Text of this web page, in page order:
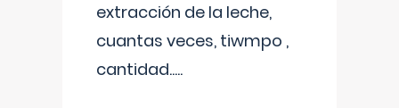
extracción de la leche,
cuantas veces, tiwmpo ,
cantidad.....